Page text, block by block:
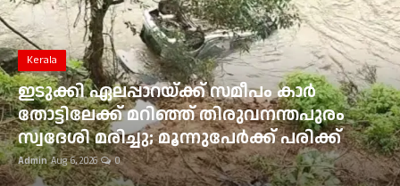
Gulf News
Loksabha Election 2024
Technology
Health
Jobs Mall
Kerala
ഭൂമി തരംമാറ്റ അപേക്ഷ: കോടതി
ഉത്തരവുകൾ ആവർത്തിച്ച് ലംഘിച്ച
മൂവാറ്റുപുഴ ആർഡിഒയ്ക്ക് 25,000 രൂപ
പിഴ
Admin Aug 6, 2026 0